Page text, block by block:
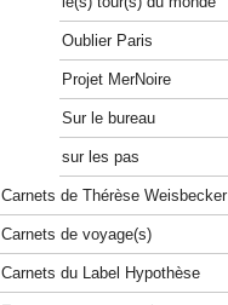
Oublier Paris
Projet MerNoire
Sur le bureau
sur les pas
Carnets de Thérèse Weisbecker
Carnets de voyage(s)
Carnets du Label Hypothèse